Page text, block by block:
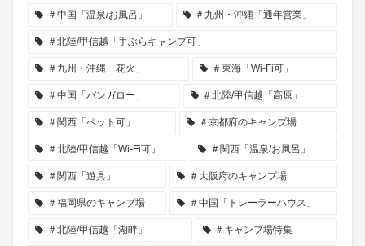
＃中国「温泉/お風呂」 ＃九州・沖縄「通年営業」
＃北陸/甲信越「手ぶらキャンプ可」
＃九州・沖縄「花火」 ＃東海「Wi-Fi可」
＃中国「バンガロー」 ＃北陸/甲信越「高原」
＃関西「ペット可」 ＃京都府のキャンプ場
＃北陸/甲信越「Wi-Fi可」 ＃関西「温泉/お風呂」
＃関西「遊具」 ＃大阪府のキャンプ場
＃福岡県のキャンプ場 ＃中国「トレーラーハウス」
＃北陸/甲信越「湖畔」 ＃キャンプ場特集